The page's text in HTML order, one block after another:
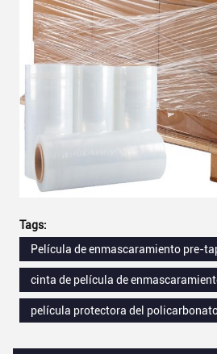
Tags:
Película de enmascaramiento pre-
cinta de película de
película protectora del